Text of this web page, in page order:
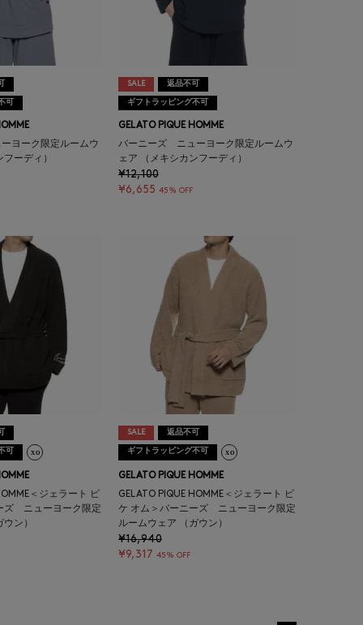
可
ヨーク限定ルームウ
ーディ）
SALE 返品不可
ギフトラッピング不可
GELATO PIQUE HOMME
バーニーズ ニューヨーク限定ルームウ
ェア （メキシカンフーディ）
¥12,100
¥6,655 45% OFF
可
＜ジェラート ピ
ズ ニューヨーク限定
ン）
SALE 返品不可
ギフトラッピング不可
GELATO PIQUE HOMME
GELATO PIQUE HOMME＜ジェラート ピ
ケ オム＞バーニーズ ニューヨーク限定
ルームウェア （ガウン）
¥16,940
¥9,317 45% OFF